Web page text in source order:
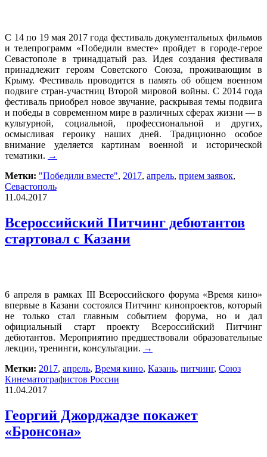
С 14 по 19 мая 2017 года фестиваль документальных фильмов
и телепрограмм «Победили вместе» пройдет в городе-герое
Севастополе в тринадцатый раз. Идея создания фестиваля
принадлежит героям Советского Союза, проживающим в
Крыму. Фестиваль проводится в память об общем военном
подвиге стран-участниц Второй мировой войны. С 2014 года
фестиваль приобрел новое звучание, раскрывая темы подвига
и победы в современном мире в различных сферах жизни — в
культурной, социальной, профессиональной и других,
осмысливая героику наших дней. Традиционно особое
внимание уделяется картинам военной и исторической
тематики. →
Метки: "Победили вместе", 2017, апрель, прием заявок,
Севастополь
11.04.2017
Всероссийский Питчинг дебютантов
стартовал с Казани
6 апреля в рамках III Всероссийского форума «Время кино»
впервые в Казани состоялся Питчинг кинопроектов, который
не только стал главным событием форума, но и дал
официальный старт проекту Всероссийский Питчинг
дебютантов. Мероприятию предшествовали образовательные
лекции, тренинги, консультации. →
Метки: 2017, апрель, Время кино, Казань, питчинг, Союз
Кинематографистов России
11.04.2017
Георгий Джорджадзе покажет
«Бронсона»